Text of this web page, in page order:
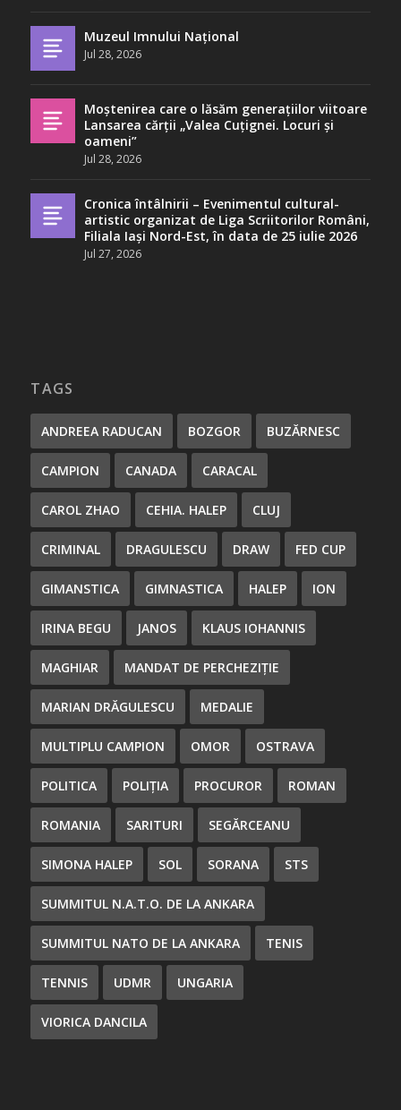
Muzeul Imnului Național
Jul 28, 2026
Moștenirea care o lăsăm generațiilor viitoare
Lansarea cărții „Valea Cuțignei. Locuri și
oameni”
Jul 28, 2026
Cronica întâlnirii – Evenimentul cultural-
artistic organizat de Liga Scriitorilor Români,
Filiala Iași Nord-Est, în data de 25 iulie 2026
Jul 27, 2026
TAGS
ANDREEA RADUCAN BOZGOR BUZĂRNESC
CAMPION CANADA CARACAL
CAROL ZHAO CEHIA. HALEP CLUJ
CRIMINAL DRAGULESCU DRAW FED CUP
GIMANSTICA GIMNASTICA HALEP ION
IRINA BEGU JANOS KLAUS IOHANNIS
MAGHIAR MANDAT DE PERCHEZIȚIE
MARIAN DRĂGULESCU MEDALIE
MULTIPLU CAMPION OMOR OSTRAVA
POLITICA POLIȚIA PROCUROR ROMAN
ROMANIA SARITURI SEGĂRCEANU
SIMONA HALEP SOL SORANA STS
SUMMITUL N.A.T.O. DE LA ANKARA
SUMMITUL NATO DE LA ANKARA TENIS
TENNIS UDMR UNGARIA
VIORICA DANCILA